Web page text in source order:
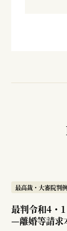
最高裁・大審院判
最判令和4・
—離婚等請求